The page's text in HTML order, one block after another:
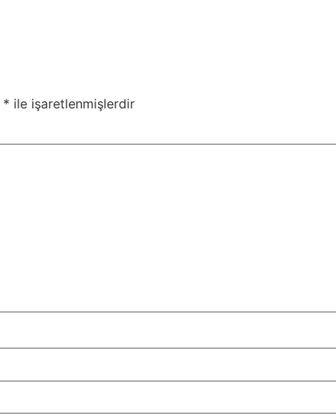
* ile işaretlenmişlerdir